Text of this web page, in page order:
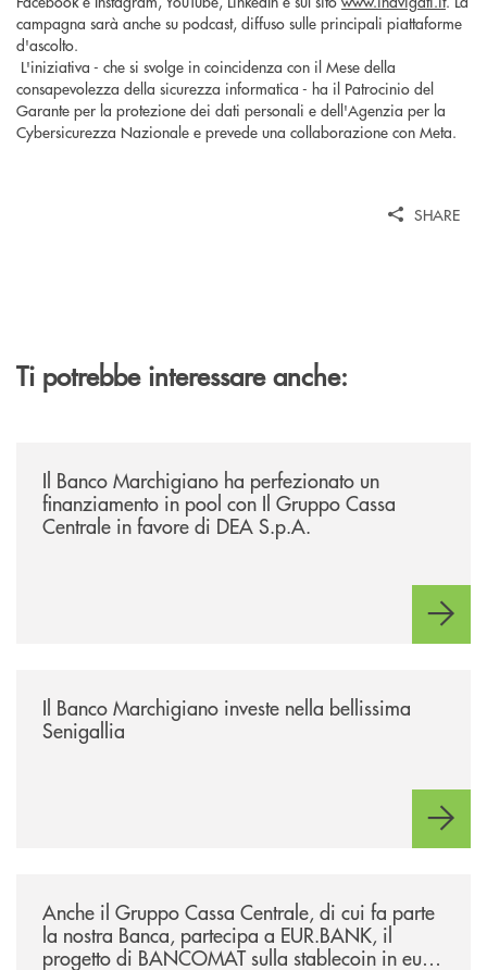
campagna sarà anche su podcast, diffuso sulle principali piattaforme
d'ascolto.
L'iniziativa - che si svolge in coincidenza con il Mese della
consapevolezza della sicurezza informatica - ha il Patrocinio del
Garante per la protezione dei dati personali e dell'Agenzia per la
Cybersicurezza Nazionale e prevede una collaborazione con Meta.
SHARE
Ti potrebbe interessare anche:
Il Banco Marchigiano ha perfezionato un
finanziamento in pool con Il Gruppo Cassa
Centrale in favore di DEA S.p.A.
Il Banco Marchigiano investe nella bellissima
Senigallia
Anche il Gruppo Cassa Centrale, di cui fa parte
la nostra Banca, partecipa a EUR.BANK, il
progetto di BANCOMAT sulla stablecoin in euro